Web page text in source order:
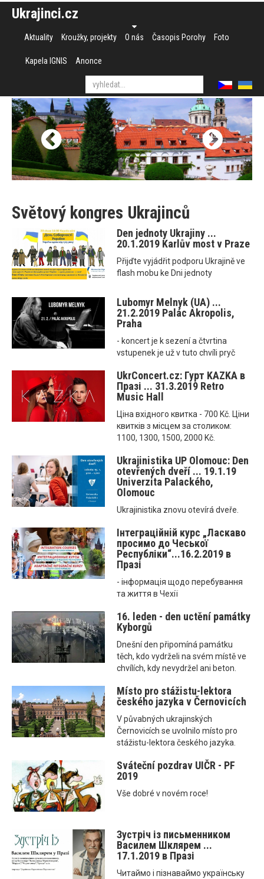
Ukrajinci.cz
Aktuality Kroužky, projekty O nás Časopis Porohy Foto
Kapela IGNIS Anonce
Světový kongres Ukrajinců
Den jednoty Ukrajiny ...
20.1.2019 Karlův most v Praze
Přijďte vyjádřit podporu Ukrajině ve
flash mobu ke Dni jednoty
Lubomyr Melnyk (UA) ...
21.2.2019 Palác Akropolis,
Praha
- koncert je k sezení a čtvrtina
vstupenek je už v tuto chvíli pryč
UkrConcert.cz: Гурт KAZKA в
Празі ... 31.3.2019 Retro
Music Hall
Ціна вхідного квитка - 700 Kč. Ціни
квитків з місцем за столиком:
1100, 1300, 1500, 2000 Kč.
Ukrajinistika UP Olomouc: Den
otevřených dveří ... 19.1.19
Univerzita Palackého,
Olomouc
Ukrajinistika znovu otevírá dveře.
Інтеграційнiй курс „Ласкаво
просимо до Чеської
Республіки“...16.2.2019 в
Празі
- інформація щодо перебування
та життя в Чехії
16. leden - den uctění památky
Kyborgů
Dnešní den připomíná památku
těch, kdo vydrželi na svém místě ve
chvílích, kdy nevydržel ani beton.
Místo pro stážistu-lektora
českého jazyka v Černovicích
V půvabných ukrajinských
Černovicích se uvolnilo místo pro
stážistu-lektora českého jazyka.
Sváteční pozdrav UIČR - PF
2019
Vše dobré v novém roce!
Зустріч із письменником
Василем Шклярем ...
17.1.2019 в Празі
Читаймо і пізнаваймо українську